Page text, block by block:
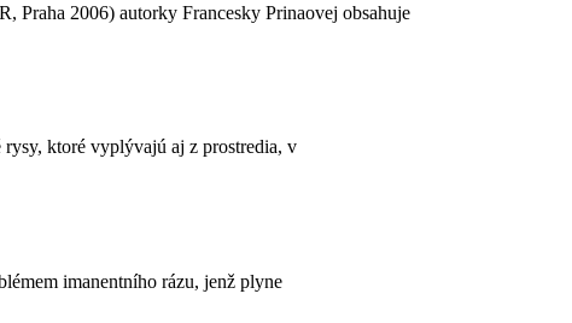
Praha 2006) autorky Francesky Prinaovej obsahuje
rysy, ktoré vyplývajú aj z prostredia, v
imanentního rázu, jenž plyne